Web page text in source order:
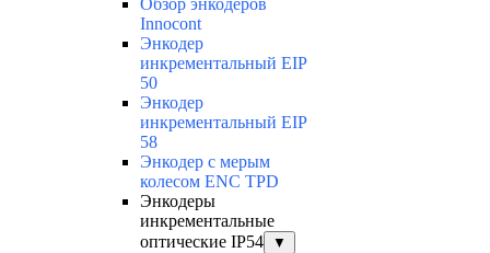
Обзор энкодеров
Innocont
Энкодер
инкрементальный EIP
50
Энкодер
инкрементальный EIP
58
Энкодер с мерым
колесом ENC TPD
Энкодеры
инкрементальные
оптические IP54
▼